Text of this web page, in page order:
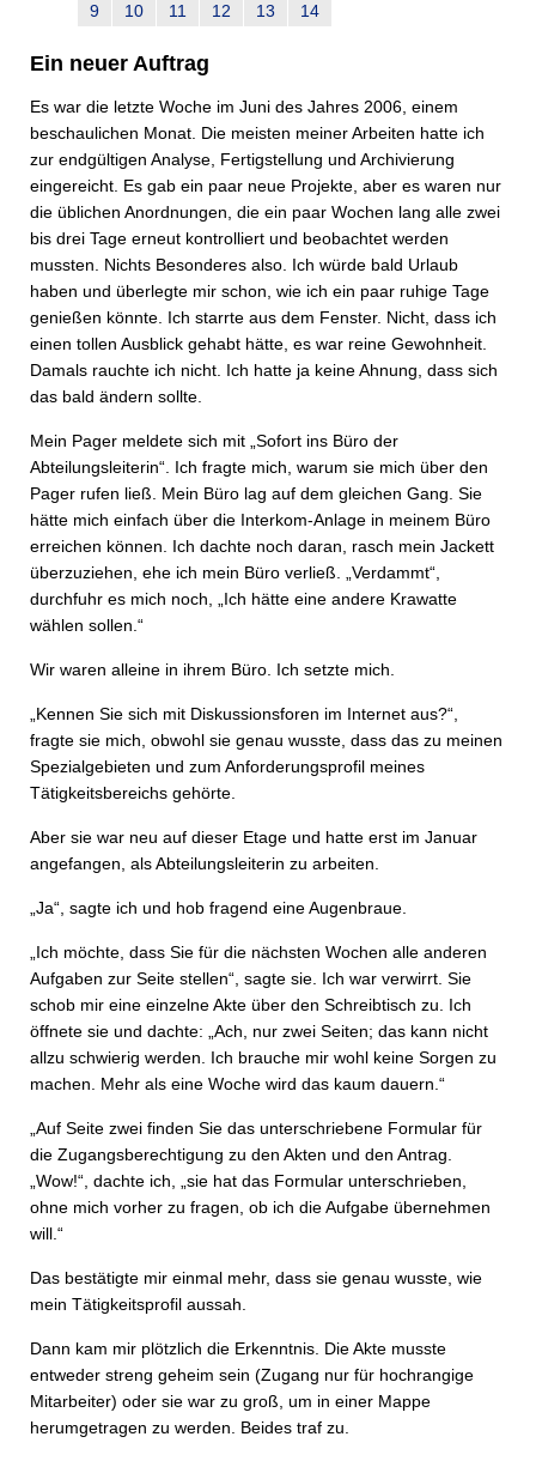
9
10 11 12 13 14
Ein neuer Auftrag
Es war die letzte Woche im Juni des Jahres 2006, einem
beschaulichen Monat. Die meisten meiner Arbeiten hatte ich
zur endgültigen Analyse, Fertigstellung und Archivierung
eingereicht. Es gab ein paar neue Projekte, aber es waren nur
die üblichen Anordnungen, die ein paar Wochen lang alle zwei
bis drei Tage erneut kontrolliert und beobachtet werden
mussten. Nichts Besonderes also. Ich würde bald Urlaub
haben und überlegte mir schon, wie ich ein paar ruhige Tage
genießen könnte. Ich starrte aus dem Fenster. Nicht, dass ich
einen tollen Ausblick gehabt hätte, es war reine Gewohnheit.
Damals rauchte ich nicht. Ich hatte ja keine Ahnung, dass sich
das bald ändern sollte.
Mein Pager meldete sich mit „Sofort ins Büro der
Abteilungsleiterin“. Ich fragte mich, warum sie mich über den
Pager rufen ließ. Mein Büro lag auf dem gleichen Gang. Sie
hätte mich einfach über die Interkom-Anlage in meinem Büro
erreichen können. Ich dachte noch daran, rasch mein Jackett
überzuziehen, ehe ich mein Büro verließ. „Verdammt“,
durchfuhr es mich noch, „Ich hätte eine andere Krawatte
wählen sollen.“
Wir waren alleine in ihrem Büro. Ich setzte mich.
„Kennen Sie sich mit Diskussionsforen im Internet aus?“,
fragte sie mich, obwohl sie genau wusste, dass das zu meinen
Spezialgebieten und zum Anforderungsprofil meines
Tätigkeitsbereichs gehörte.
Aber sie war neu auf dieser Etage und hatte erst im Januar
angefangen, als Abteilungsleiterin zu arbeiten.
„Ja“, sagte ich und hob fragend eine Augenbraue.
„Ich möchte, dass Sie für die nächsten Wochen alle anderen
Aufgaben zur Seite stellen“, sagte sie. Ich war verwirrt. Sie
schob mir eine einzelne Akte über den Schreibtisch zu. Ich
öffnete sie und dachte: „Ach, nur zwei Seiten; das kann nicht
allzu schwierig werden. Ich brauche mir wohl keine Sorgen zu
machen. Mehr als eine Woche wird das kaum dauern.“
„Auf Seite zwei finden Sie das unterschriebene Formular für
die Zugangsberechtigung zu den Akten und den Antrag.
„Wow!“, dachte ich, „sie hat das Formular unterschrieben,
ohne mich vorher zu fragen, ob ich die Aufgabe übernehmen
will.“
Das bestätigte mir einmal mehr, dass sie genau wusste, wie
mein Tätigkeitsprofil aussah.
Dann kam mir plötzlich die Erkenntnis. Die Akte musste
entweder streng geheim sein (Zugang nur für hochrangige
Mitarbeiter) oder sie war zu groß, um in einer Mappe
herumgetragen zu werden. Beides traf zu.